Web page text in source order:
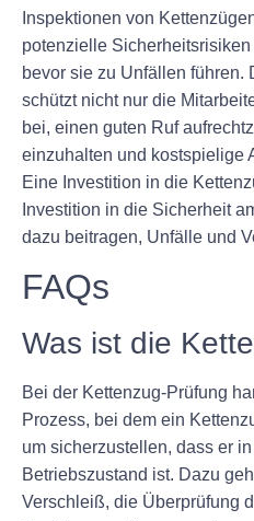
Inspektionen von
potenzielle
bevor sie zu Unfällen führen.
schützt nicht nur die
bei, einen guten Ruf
einzuhalten und kostspielige
Eine Investition in die
Investition in die Sicherheit
dazu beitragen, Unfälle und
FAQs
Was ist die
Bei der Kettenzug-Prüfung
Prozess, bei dem ein
um sicherzustellen, dass er
Betriebszustand ist. Dazu
Verschleiß, die Überprüfung